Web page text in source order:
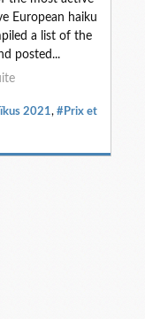
European haiku
a list of the
posted...
2021, #Prix et